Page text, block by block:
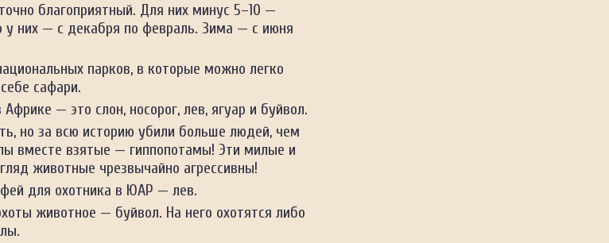
благоприятный. Для них минус 5–10 —
у них — с декабря по февраль. Зима — с июня
парков, в которые можно легко
сафари.
— это слон, носорог, лев, ягуар и буйвол.
но за всю историю убили больше людей, чем
вместе взятые — гиппопотамы! Эти милые и
животные чрезвычайно агрессивны!
для охотника в ЮАР — лев.
животное — буйвол. На него охотятся либо